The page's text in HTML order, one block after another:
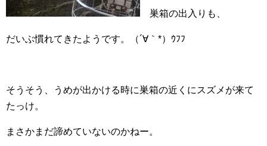
巣箱の出入りも、
だいぶ慣れてきたようです。（´∀｀*）ｳﾌﾌ
そうそう、うめが出かける時に巣箱の近くにスズメが来て
たっけ。
まさかまだ諦めていないのかねー。